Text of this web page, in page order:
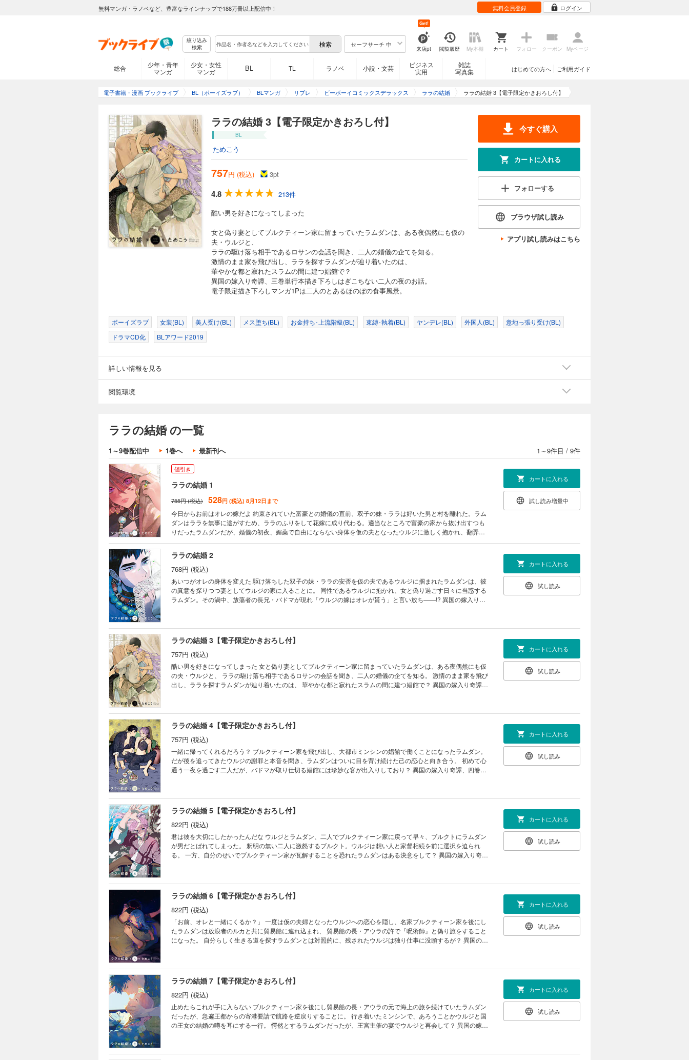
無料マンガ・ラノベなど、豊富なラインナップで188万冊以上配信中！ 無料会員登録 ログイン
絞り込み
検索
セーフサーチ 中
来店pt
Get!
閲覧履歴 My本棚 カート フォロー クーポン Myページ
総合
少年・青年
マンガ
少女・女性
マンガ
BL TL ラノベ 小説・文芸
ビジネス
実用
雑誌
写真集
ご利用ガイド
はじめての方へ
電子書籍・漫画 ブックライブ BL（ボーイズラブ） BLマンガ リブレ ビーボーイコミックスデラックス ララの結婚 ララの結婚 3【電子限定かきおろし付】
ララの結婚 3【電子限定かきおろし付】
BL
ためこう
757円 (税込) 3pt
4.8
213件
酷い男を好きになってしまった
女と偽り妻としてブルクティーン家に留まっていたラムダンは、ある夜偶然にも仮の
夫・ウルジと、
ララの駆け落ち相手であるロサンの会話を聞き、二人の婚儀の企てを知る。
激情のまま家を飛び出し、ララを探すラムダンが辿り着いたのは、
華やかな都と寂れたスラムの間に建つ娼館で？
異国の嫁入り奇譚、三巻単行本描き下ろしはぎこちない二人の夜のお話。
電子限定描き下ろしマンガ1Pは二人のとあるほのぼの食事風景。
今すぐ購入
カートに入れる
フォローする
ブラウザ試し読み
アプリ試し読みはこちら
ボーイズラブ 女装(BL) 美人受け(BL) メス堕ち(BL) お金持ち･上流階級(BL) 束縛･執着(BL) ヤンデレ(BL) 外国人(BL)
意地っ張り受け(BL)
ドラマCD化
BLアワード2019
詳しい情報を見る
閲覧環境
ララの結婚 の一覧
1～9巻配信中 1巻へ 最新刊へ 1～9件目 / 9件
値引き
ララの結婚 1
755円 (税込) 528円 (税込) 8月12日まで
今日からお前はオレの嫁だよ 約束されていた富豪との婚儀の直前、双子の妹・ララは好いた男と村を離れた。ラム
ダンはララを無事に逃がすため、ララのふりをして花嫁に成り代わる。適当なところで富豪の家から抜け出すつも
りだったラムダンだが、婚儀の初夜、媚薬で自由にならない身体を仮の夫となったウルジに激しく抱かれ、翻弄さ
カートに入れる
試し読み増量中
ララの結婚 2
768円 (税込)
あいつがオレの身体を変えた 駆け落ちした双子の妹・ララの安否を仮の夫であるウルジに掴まれたラムダンは、彼
の真意を探りつつ妻としてウルジの家に入ることに。 同性であるウルジに抱かれ、女と偽り過ごす日々に当惑する
ラムダン。その渦中、放蕩者の長兄・バドマが現れ「ウルジの嫁はオレが貰う」と言い放ち――!? 異国の嫁入り奇
カートに入れる
試し読み
ララの結婚 3【電子限定かきおろし付】
757円 (税込)
酷い男を好きになってしまった 女と偽り妻としてブルクティーン家に留まっていたラムダンは、ある夜偶然にも仮
の夫・ウルジと、 ララの駆け落ち相手であるロサンの会話を聞き、二人の婚儀の企てを知る。 激情のまま家を飛び
出し、ララを探すラムダンが辿り着いたのは、 華やかな都と寂れたスラムの間に建つ娼館で？ 異国の嫁入り奇譚、
カートに入れる
試し読み
ララの結婚 4【電子限定かきおろし付】
757円 (税込)
一緒に帰ってくれるだろう？ ブルクティーン家を飛び出し、大都市ミンシンの娼館で働くことになったラムダン。
だが後を追ってきたウルジの謝罪と本音を聞き、ラムダンはついに目を背け続けた己の恋心と向き合う。 初めて心
通う一夜を過ごす二人だが、バドマが取り仕切る娼館には珍妙な客が出入りしており？ 異国の嫁入り奇譚、四巻コ
カートに入れる
試し読み
ララの結婚 5【電子限定かきおろし付】
822円 (税込)
君は彼を大切にしたかったんだな ウルジとラムダン、二人でブルクティーン家に戻って早々、ブルクトにラムダン
が男だとばれてしまった。 釈明の無い二人に激怒するブルクト。ウルジは想い人と家督相続を前に選択を迫られ
る。 一方、自分のせいでブルクティーン家が瓦解することを恐れたラムダンはある決意をして？ 異国の嫁入り奇
カートに入れる
試し読み
ララの結婚 6【電子限定かきおろし付】
822円 (税込)
「お前、オレと一緒にくるか？」 一度は仮の夫婦となったウルジへの恋心を隠し、名家ブルクティーン家を後にし
たラムダンは放浪者のルカと共に貿易船に連れ込まれ、 貿易船の長・アウラの許で『呪術師』と偽り旅をすること
になった。 自分らしく生きる道を探すラムダンとは対照的に、残されたウルジは独り仕事に没頭するが？ 異国の嫁
カートに入れる
試し読み
ララの結婚 7【電子限定かきおろし付】
822円 (税込)
止めたらこれが手に入らない ブルクティーン家を後にし貿易船の長・アウラの元で海上の旅を続けていたラムダン
だったが、急遽王都からの寄港要請で航路を逆戻りすることに。 行き着いたミンシンで、あろうことかウルジと国
の王女の結婚の噂を耳にする一行。 愕然とするラムダンだったが、王宮主催の宴でウルジと再会して？ 異国の嫁入
カートに入れる
試し読み